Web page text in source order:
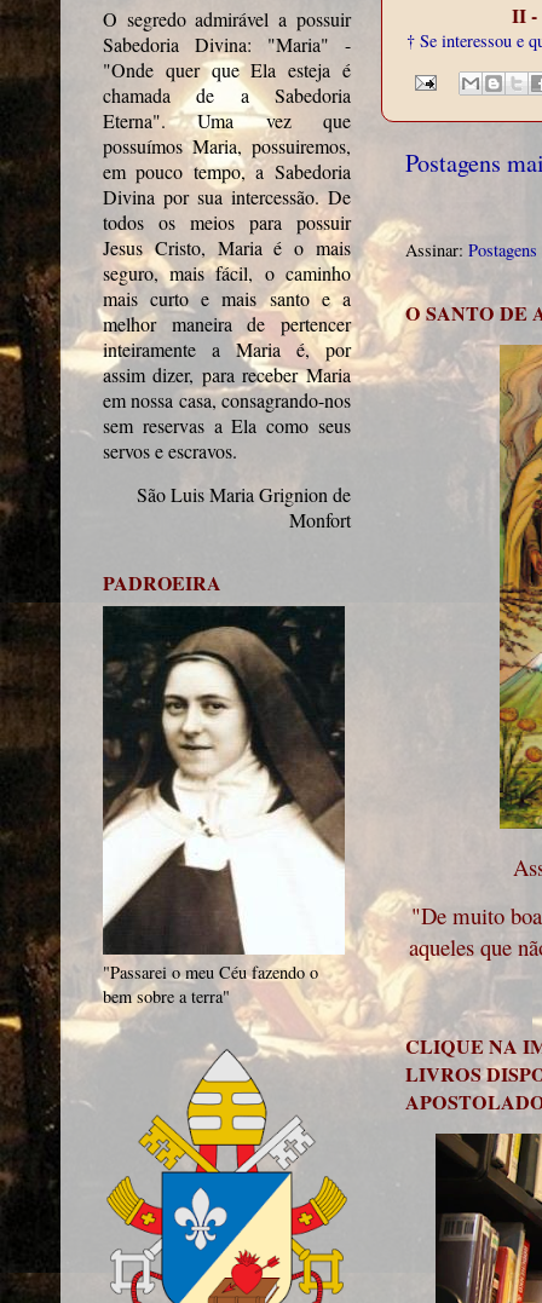
II -
† Se interessou e
Postagens
Assinar:
O SANTO DE
"De muito
aqueles que
CLIQUE NA
LIVROS
O segredo admirável a possuir
Sabedoria Divina: "Maria" -
"Onde quer que Ela esteja é
chamada de a Sabedoria
Eterna". Uma vez que
possuímos Maria, possuiremos,
em pouco tempo, a Sabedoria
Divina por sua intercessão. De
todos os meios para possuir
Jesus Cristo, Maria é o mais
seguro, mais fácil, o caminho
mais curto e mais santo e a
melhor maneira de pertencer
inteiramente a Maria é, por
assim dizer, para receber Maria
em nossa casa, consagrando-nos
sem reservas a Ela como seus
servos e escravos.
São Luis Maria Grignion de
Monfort
PADROEIRA
"Passarei o meu Céu fazendo o
bem sobre a terra"